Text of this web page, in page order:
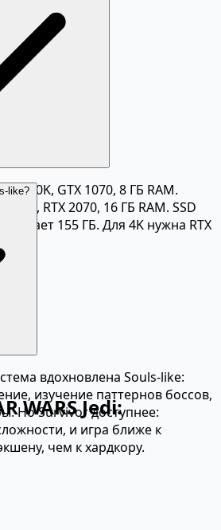
GTX 1070, 8 ГБ RAM.
RTX 2070, 16 ГБ RAM. SSD
155 ГБ. Для 4K нужна RTX
like?
вдохновлена Souls-like:
изучение паттернов боссов,
Но Survivor доступнее:
и игра ближе к
чем к хардкору.
WARS Jedi: